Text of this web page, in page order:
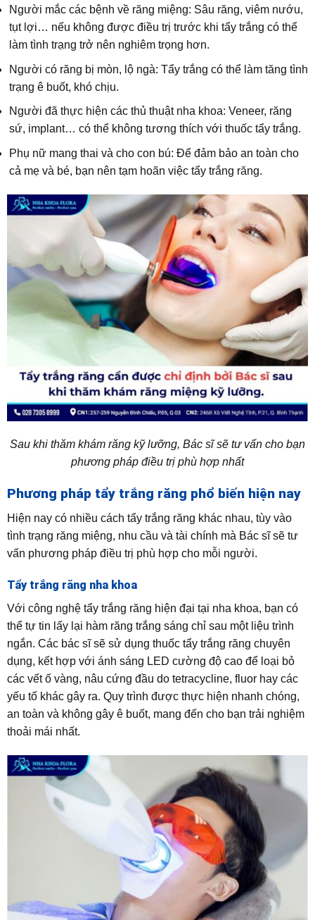
Người mắc các bệnh về răng miệng: Sâu răng, viêm nướu,
tụt lợi… nếu không được điều trị trước khi tẩy trắng có thể
làm tình trạng trở nên nghiêm trọng hơn.
Người có răng bị mòn, lộ ngà: Tẩy trắng có thể làm tăng tình
trạng ê buốt, khó chịu.
Người đã thực hiện các thủ thuật nha khoa: Veneer, răng
sứ, implant… có thể không tương thích với thuốc tẩy trắng.
Phụ nữ mang thai và cho con bú: Để đảm bảo an toàn cho
cả mẹ và bé, bạn nên tạm hoãn việc tẩy trắng răng.
Sau khi thăm khám răng kỹ lưỡng, Bác sĩ sẽ tư vấn cho bạn
phương pháp điều trị phù hợp nhất
Phương pháp tẩy trắng răng phổ biến hiện nay
Hiện nay có nhiều cách tẩy trắng răng khác nhau, tùy vào
tình trạng răng miệng, nhu cầu và tài chính mà Bác sĩ sẽ tư
vấn phương pháp điều trị phù hợp cho mỗi người.
Tẩy trắng răng nha khoa
Với công nghệ tẩy trắng răng hiện đại tại nha khoa, bạn có
thể tự tin lấy lại hàm răng trắng sáng chỉ sau một liệu trình
ngắn. Các bác sĩ sẽ sử dụng thuốc tẩy trắng răng chuyên
dụng, kết hợp với ánh sáng LED cường độ cao để loại bỏ
các vết ố vàng, nâu cứng đầu do tetracycline, fluor hay các
yếu tố khác gây ra. Quy trình được thực hiện nhanh chóng,
an toàn và không gây ê buốt, mang đến cho bạn trải nghiệm
thoải mái nhất.